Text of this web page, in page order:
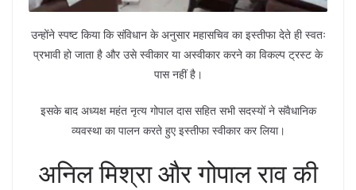
उन्होंने स्पष्ट किया कि संविधान के अनुसार महासचिव का इस्तीफा देते ही स्वतः
प्रभावी हो जाता है और उसे स्वीकार या अस्वीकार करने का विकल्प ट्रस्ट के
पास नहीं है।
इसके बाद अध्यक्ष महंत नृत्य गोपाल दास सहित सभी सदस्यों ने संवैधानिक
व्यवस्था का पालन करते हुए इस्तीफा स्वीकार कर लिया।
अनिल मिश्रा और गोपाल राव की